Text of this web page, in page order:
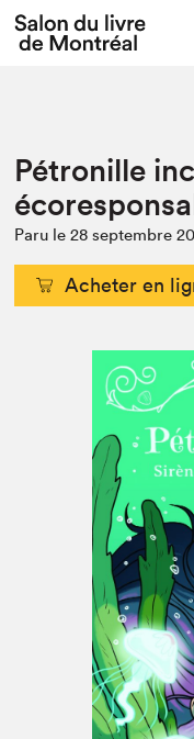
Espace médias
Espace
Espace
Espace pro
Actualités
Vidéos et
Édition 2022
Planifier sa visite
Nous connaître
Projets
Archives
Liens pratiques
Pétronille
Paru le 28 septembre
Acheter en